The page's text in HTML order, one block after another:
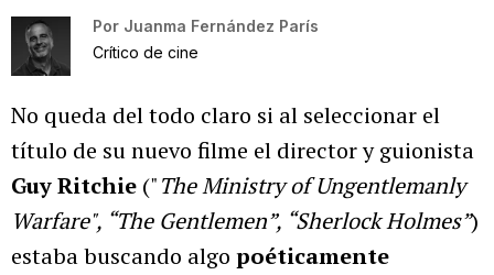
Por Juanma Fernández París
Crítico de cine
No queda del todo claro si al seleccionar el
título de su nuevo filme el director y guionista
Guy Ritchie ("The Ministry of Ungentlemanly
Warfare", “The Gentlemen”, “Sherlock Holmes”)
estaba buscando algo poéticamente